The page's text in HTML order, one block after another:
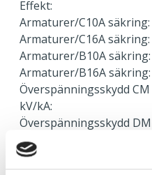
Effekt:
Armaturer/C10A säkring:
Armaturer/C16A säkring:
Armaturer/B10A säkring:
Armaturer/B16A säkring:
Överspänningsskydd CM
kV/kA:
Överspänningsskydd DM
kV/kA: